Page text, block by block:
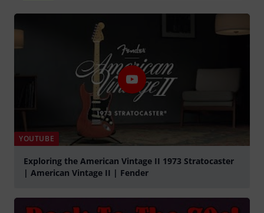
YOUTUBE
Exploring the American Vintage II 1973 Stratocaster
| American Vintage II | Fender